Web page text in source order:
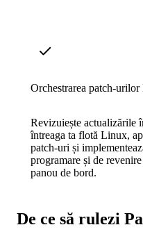
Orchestrarea patch-
Revizuiește actualizările
întreaga ta flotă Linux,
patch-uri și
programare și de
panou de bord.
De ce să rulezi